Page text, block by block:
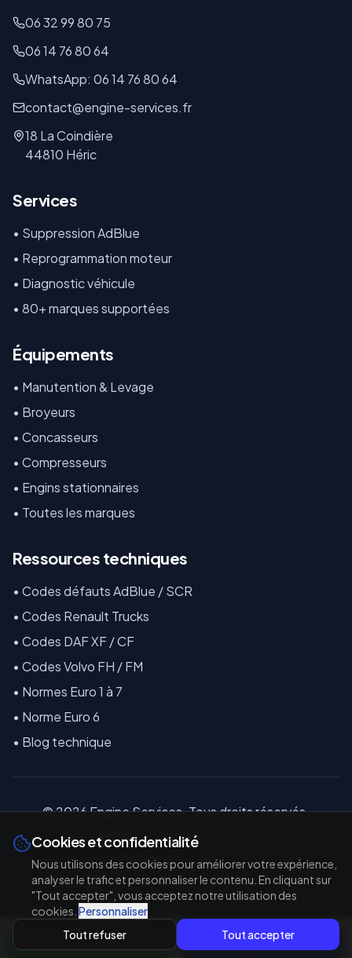
Cookies et confidentialité
Nous utilisons des cookies pour améliorer votre expérience,
analyser le trafic et personnaliser le contenu. En cliquant sur
"Tout accepter", vous acceptez notre utilisation des
cookies. Personnaliser
Tout refuser
Tout accepter
WhatsApp Appeler
06 32 99 80 75
06 14 76 80 64
WhatsApp: 06 14 76 80 64
contact@engine-services.fr
18 La Coindière
44810 Héric
Services
• Suppression AdBlue
• Reprogrammation moteur
• Diagnostic véhicule
• 80+ marques supportées
Équipements
• Manutention & Levage
• Broyeurs
• Concasseurs
• Compresseurs
• Engins stationnaires
• Toutes les marques
Ressources techniques
• Codes défauts AdBlue / SCR
• Codes Renault Trucks
• Codes DAF XF / CF
• Codes Volvo FH / FM
• Normes Euro 1 à 7
• Norme Euro 6
• Blog technique
©2026Engine Services. Tous droits réservés.
18 La Coindière, 44810 Héric, Loire-Atlantique
Réalisé parTAL'TECH